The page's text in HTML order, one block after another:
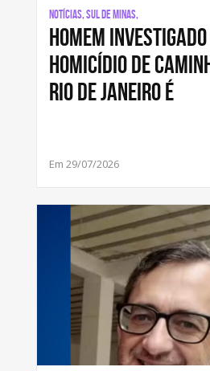
Notícias, Sul de Minas,
Homem
homicídio de
Rio de Janeiro é
Em 29/07/2026